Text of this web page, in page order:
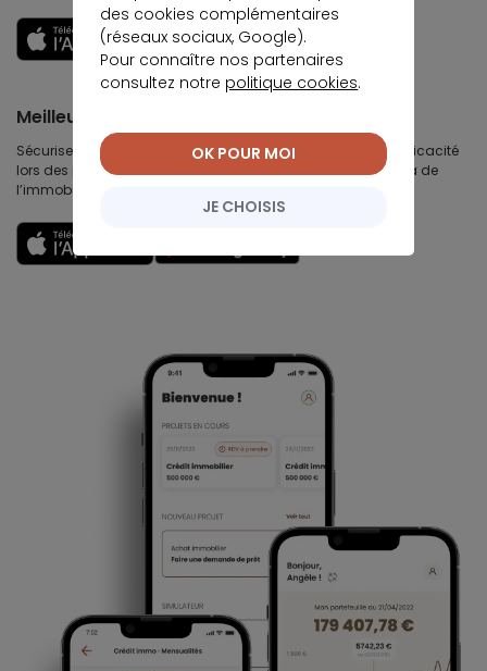
Découvrir
Meilleurtaux Partenaires
Sécurisez votre chiffre d’affaires immobilières, gagnez en efficacité
lors des premières visites, développez votre business au delà de
l’immobilier et travaillez votre image et votre réputation.
des cookies complémentaires
(réseaux sociaux, Google).
Pour connaître nos partenaires
consultez notre politique cookies.
JE CHOISIS
OK POUR MOI